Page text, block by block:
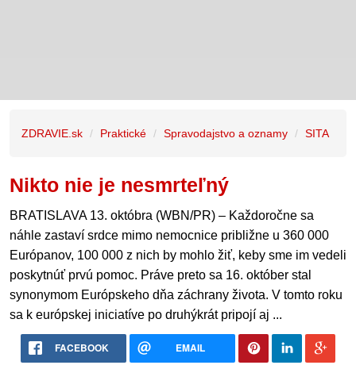
ZDRAVIE.sk Praktické Spravodajstvo a oznamy SITA
Nikto nie je nesmrteľný
BRATISLAVA 13. októbra (WBN/PR) – Každoročne sa
náhle zastaví srdce mimo nemocnice približne u 360 000
Európanov, 100 000 z nich by mohlo žiť, keby sme im vedeli
poskytnúť prvú pomoc. Práve preto sa 16. október stal
synonymom Európskeho dňa záchrany života. V tomto roku
sa k európskej iniciatíve po druhýkrát pripojí aj ...
FACEBOOK EMAIL